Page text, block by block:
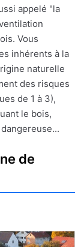
appelé "la
Vous
inhérents à la
naturelle
des risques
de 1 à 3),
le bois,
de